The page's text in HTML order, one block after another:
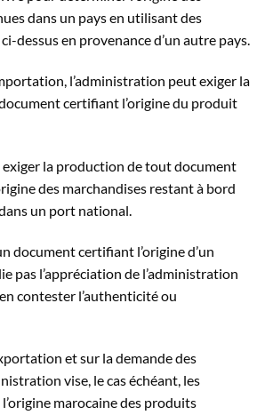
dans un pays en utilisant des
dessus en provenance d’un autre pays.
l’administration peut exiger la
certifiant l’origine du produit
exiger la production de tout document
des marchandises restant à bord
un port national.
document certifiant l’origine d’un
pas l’appréciation de l’administration
contester l’authenticité ou
et sur la demande des
vise, le cas échéant, les
marocaine des produits